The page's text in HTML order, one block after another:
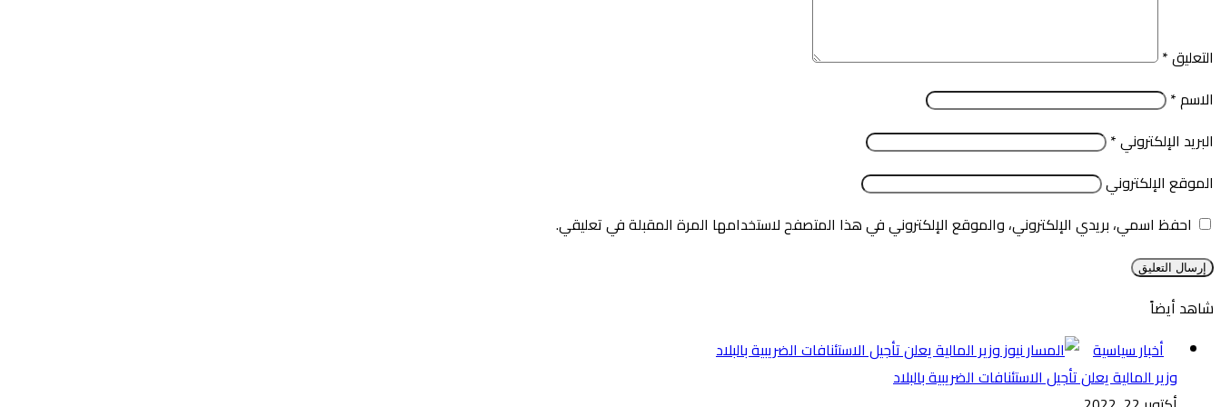
التعليق*
الاسم*
البريد الإلكتروني*
الموقع الإلكتروني
احفظ اسمي، بريدي الإلكتروني، والموقع الإلكتروني في هذا المتصفح لاستخدامها المرة المقبلة في تعليقي.
شاهد أيضاً
أخبار سياسية
وزير المالية يعلن تأجيل الاستئنافات الضريبية بالبلاد